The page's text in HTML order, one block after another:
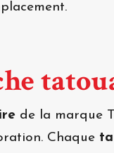
de la marque
Chaque